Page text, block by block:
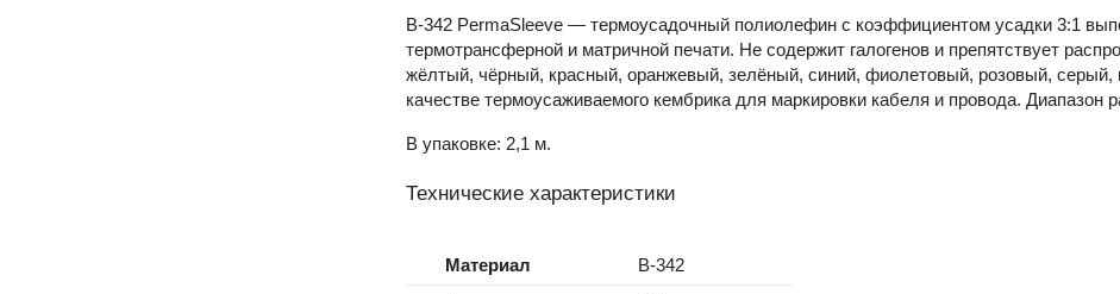
B-342 PermaSleeve — термоусадочный полиолефин с коэффициентом усадки 3:1
термотрансферной и матричной печати. Не содержит галогенов и препятствует
жёлтый, чёрный, красный, оранжевый, зелёный, синий, фиолетовый, розовый, серый,
качестве термоусаживаемого кембрика для маркировки кабеля и провода. Диапазон
В упаковке: 2,1 м.
Технические характеристики
Материал
B-342